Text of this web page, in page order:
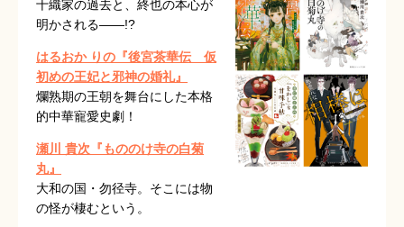
十織家の過去と、終也の本心が
明かされる――!?
はるおか りの『後宮茶華伝 仮
初めの王妃と邪神の婚礼』
爛熟期の王朝を舞台にした本格
的中華寵愛史劇！
瀬川 貴次『もののけ寺の白菊
丸』
大和の国・勿径寺。そこには物
の怪が棲むという。